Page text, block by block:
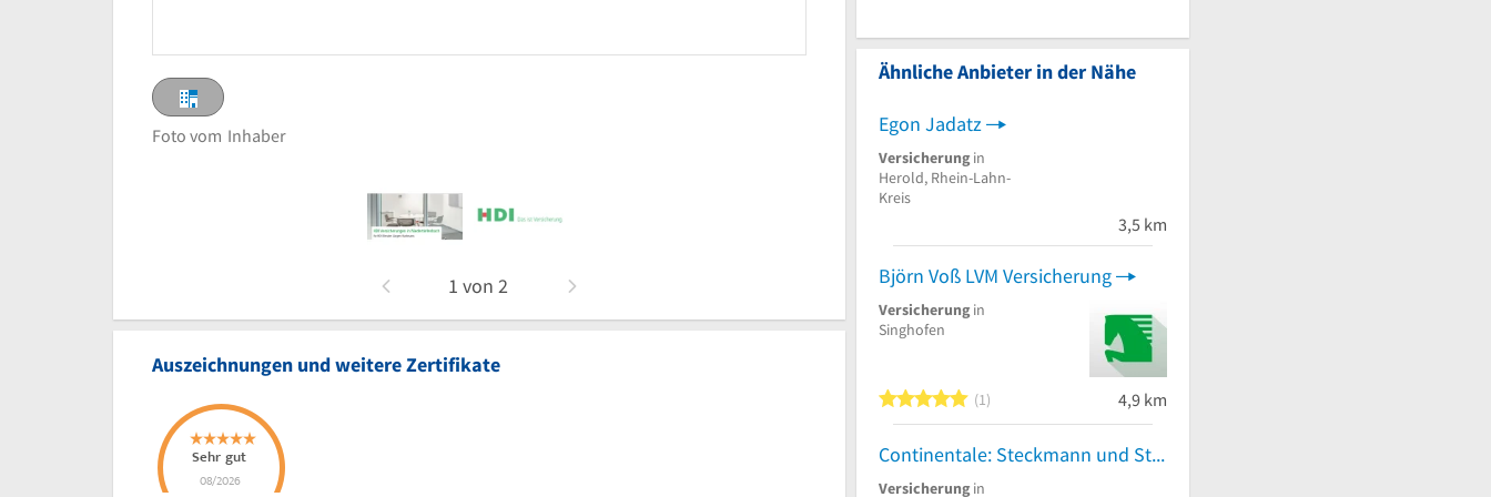
Foto vom Inhaber
1 von 2
Auszeichnungen und weitere Zertifikate
Ähnliche Anbieter in der Nähe
Egon Jadatz
Versicherung in
Herold, Rhein-Lahn-
Kreis
3,5 km
Björn Voß LVM Versicherung
Versicherung in
Singhofen
5 von 5 Sternen
1 4,9 km
Continentale: Steckmann und Steckmann
Versicherung in